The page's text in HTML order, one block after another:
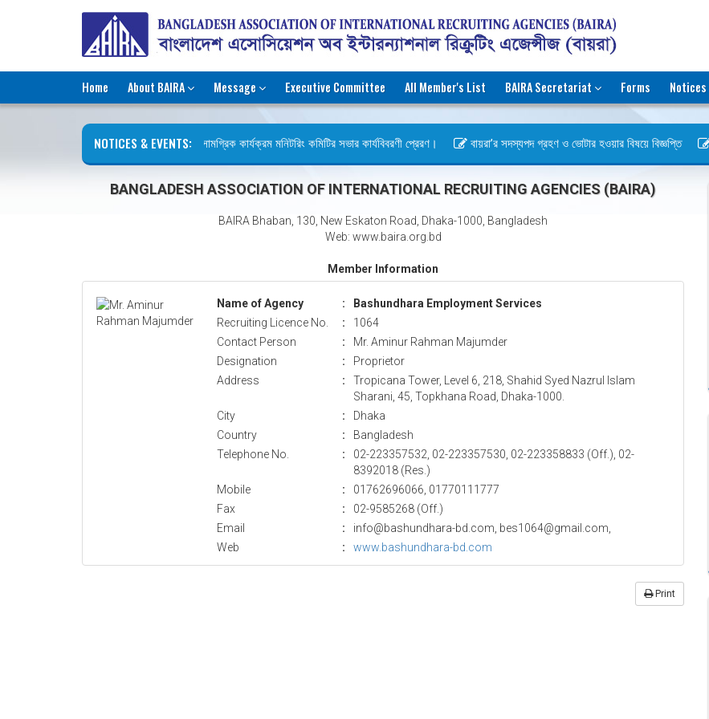
Home About BAIRA Message Executive Committee All Member's List BAIRA Secretariat Forms Notices
NOTICES & EVENTS:
রিক্রুটিং এজেন্সি সংশ্লিষ্ট সামগ্রিক কার্যক্রম মনিটরিং কমিটির সভার কার্যবিবরণী প্রেরণ। বায়রা’র সদস্যপদ গ্রহণ ও ভোটার হওয়ার বিষয়ে বিজ্ঞপ্তি
BANGLADESH ASSOCIATION OF INTERNATIONAL RECRUITING AGENCIES (BAIRA)
BAIRA Bhaban, 130, New Eskaton Road, Dhaka-1000, Bangladesh
Web: www.baira.org.bd
Member Information
Name of Agency :
Bashundhara Employment Services
Recruiting Licence No.
:
1064
Contact Person
:
Mr. Aminur Rahman Majumder
Designation
:
Proprietor
Address
:
Tropicana Tower, Level 6, 218, Shahid Syed Nazrul Islam
Sharani, 45, Topkhana Road, Dhaka-1000.
City
:
Dhaka
Country
:
Bangladesh
Telephone No.
:
02-223357532, 02-223357530, 02-223358833 (Off.), 02-
8392018 (Res.)
Mobile
:
01762696066, 01770111777
Fax
:
02-9585268 (Off.)
Email
:
info@bashundhara-bd.com, bes1064@gmail.com,
Web
: www.bashundhara-bd.com
Print